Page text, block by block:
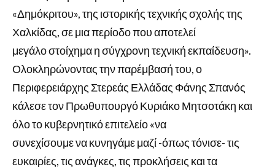
«Δημόκριτου», της ιστορικής τεχνικής σχολής της
Χαλκίδας, σε μια περίοδο που αποτελεί
μεγάλο στοίχημα η σύγχρονη τεχνική εκπαίδευση».
Ολοκληρώνοντας την παρέμβασή του, ο
Περιφερειάρχης Στερεάς Ελλάδας Φάνης Σπανός
κάλεσε τον Πρωθυπουργό Κυριάκο Μητσοτάκη και
όλο το κυβερνητικό επιτελείο «να
συνεχίσουμε να κυνηγάμε μαζί -όπως τόνισε- τις
ευκαιρίες, τις ανάγκες, τις προκλήσεις και τα